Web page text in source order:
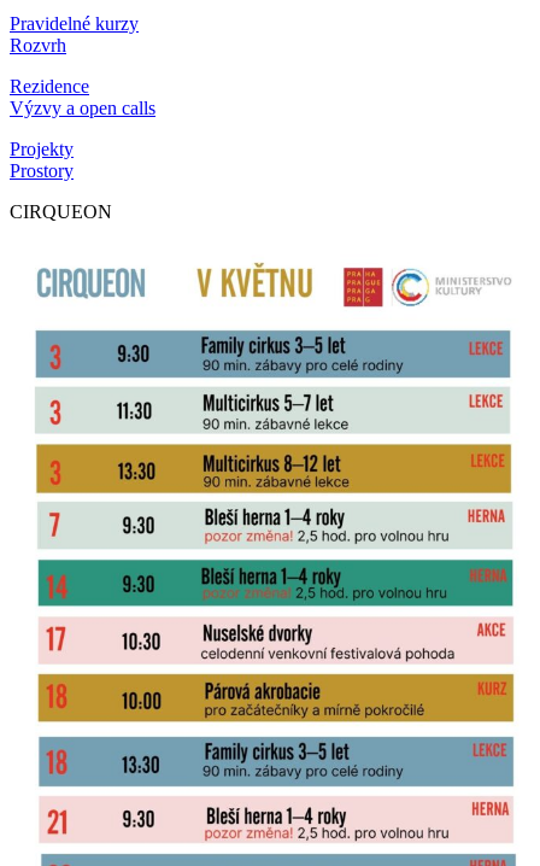
Pravidelné kurzy
Rozvrh
Rezidence
Výzvy a open calls
Projekty
Prostory
CIRQUEON